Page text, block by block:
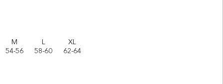
M
54-56
L
58-60
XL
62-64